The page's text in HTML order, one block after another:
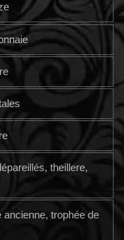
theillere,
trophée de